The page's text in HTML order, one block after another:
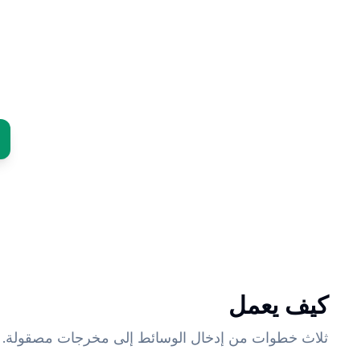
كيف يعمل
ثلاث خطوات من إدخال الوسائط إلى مخرجات مصقولة.